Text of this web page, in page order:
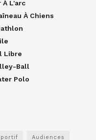
À L'arc
À Chiens
Libre
Ball
Polo
Audiences